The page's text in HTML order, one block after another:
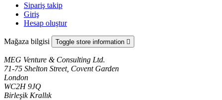
Sipariş takip
Giriş
Hesap oluştur
Mağaza bilgisi Toggle store information 
MEG Venture & Consulting Ltd.
71-75 Shelton Street, Covent Garden
London
WC2H 9JQ
Birleşik Krallık